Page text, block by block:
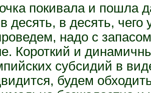
покивала и пошла
десять, в десять,
надо с
Короткий и
субсидий в
будем